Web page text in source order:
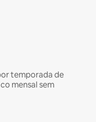
temporada de
mensal sem